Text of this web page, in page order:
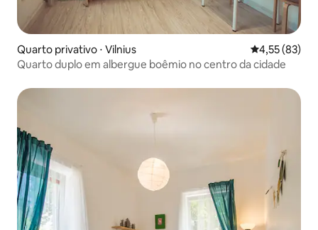
Quarto privativo ⋅ Vilnius 4,55 de uma
4,55 (83)
Quarto duplo em albergue boêmio no centro da cidade